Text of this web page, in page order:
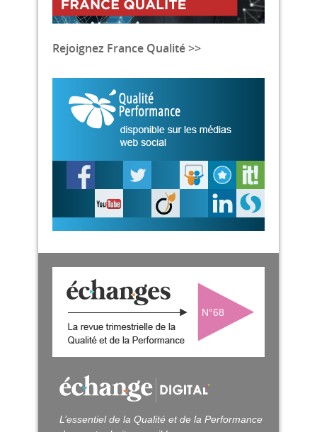
Rejoignez France Qualité >>
N°68
L’essentiel de la Qualité et de la Performance